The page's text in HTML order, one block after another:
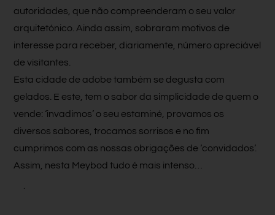
autoridades, que não compreenderam o seu valor
arquitetónico. Ainda assim, sobraram motivos de
interesse para receber, diariamente, número apreciável
de visitantes.
Esta cidade de adobe também se degusta com
gelados. E este, tem o sabor da simplicidade de quem o
vende: ‘invadimos’ o seu estaminé, provamos os
diversos sabores, trocamos sorrisos e no fim
cumprimos com as nossas obrigações de ‘convidados’.
Assim, nesta Meybod tudo é mais intenso…